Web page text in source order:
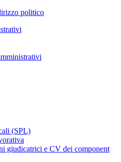
politico
(SPL)
giudicatrici e CV dei component